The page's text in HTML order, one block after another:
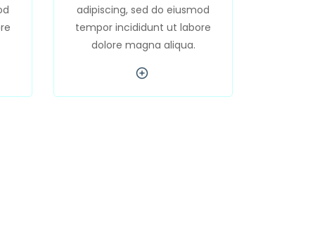
adipiscing, sed do eiusmod
tempor incididunt ut labore
dolore magna aliqua.